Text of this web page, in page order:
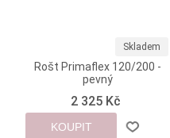
Skladem
Rošt Primaflex 120/200 -
pevný
2 325 Kč
KOUPIT